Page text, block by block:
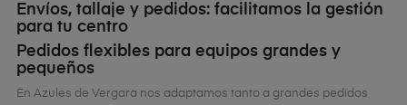
Envíos, tallaje y pedidos: facilitamos la gestión
para tu centro
Pedidos flexibles para equipos grandes y
pequeños
En Azules de Vergara nos adaptamos tanto a grandes pedidos